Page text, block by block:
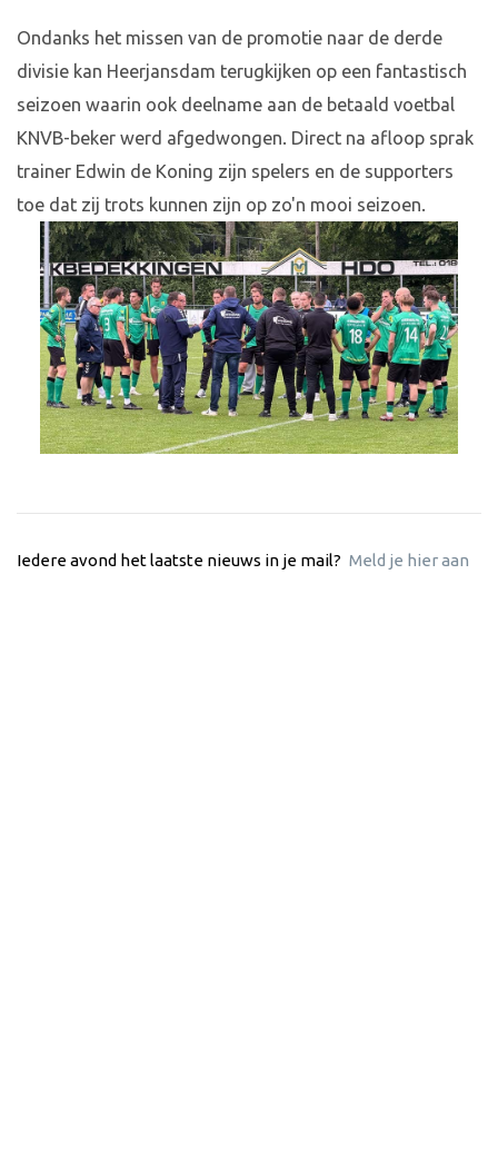
Ondanks het missen van de promotie naar de derde
divisie kan Heerjansdam terugkijken op een fantastisch
seizoen waarin ook deelname aan de betaald voetbal
KNVB-beker werd afgedwongen. Direct na afloop sprak
trainer Edwin de Koning zijn spelers en de supporters
toe dat zij trots kunnen zijn op zo'n mooi seizoen.
Iedere avond het laatste nieuws in je mail? Meld je hier aan